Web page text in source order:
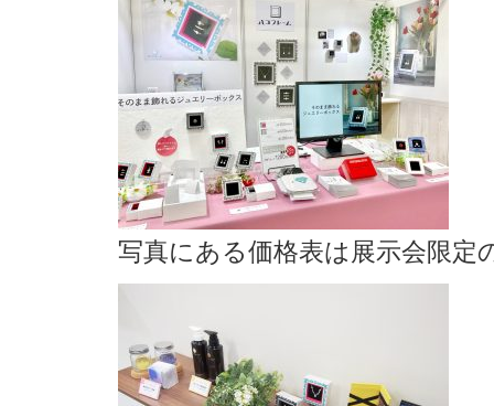
写真にある価格表は展示会限定